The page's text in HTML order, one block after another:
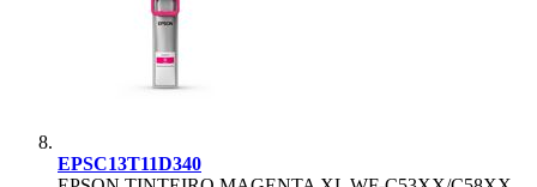
EPSC13T11D340